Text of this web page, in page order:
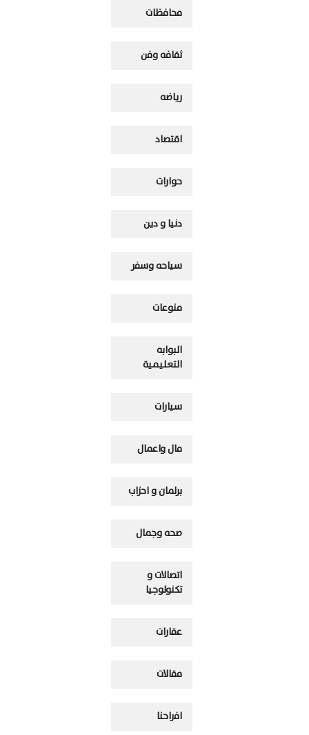
محافظات
ثقافه وفن
رياضه
اقتصاد
حوارات
دنيا و دين
سياحه وسفر
منوعات
البوابه
التعليمية
سيارات
مال واعمال
برلمان و احزاب
صحه وجمال
اتصالات و
تكنولوجيا
عقارات
مقالات
افراحنا